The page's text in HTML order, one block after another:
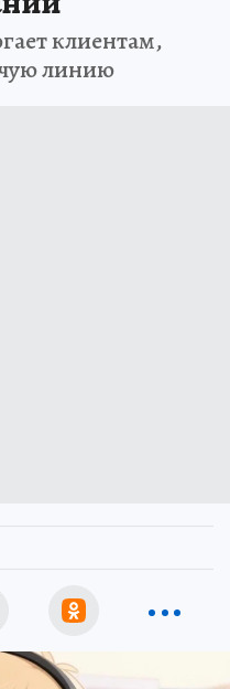
клиентам,
линию